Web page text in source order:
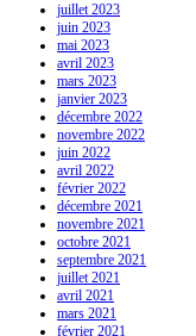
juillet 2023
juin 2023
mai 2023
avril 2023
mars 2023
janvier 2023
décembre 2022
novembre 2022
juin 2022
avril 2022
février 2022
décembre 2021
novembre 2021
octobre 2021
septembre 2021
juillet 2021
avril 2021
mars 2021
février 2021